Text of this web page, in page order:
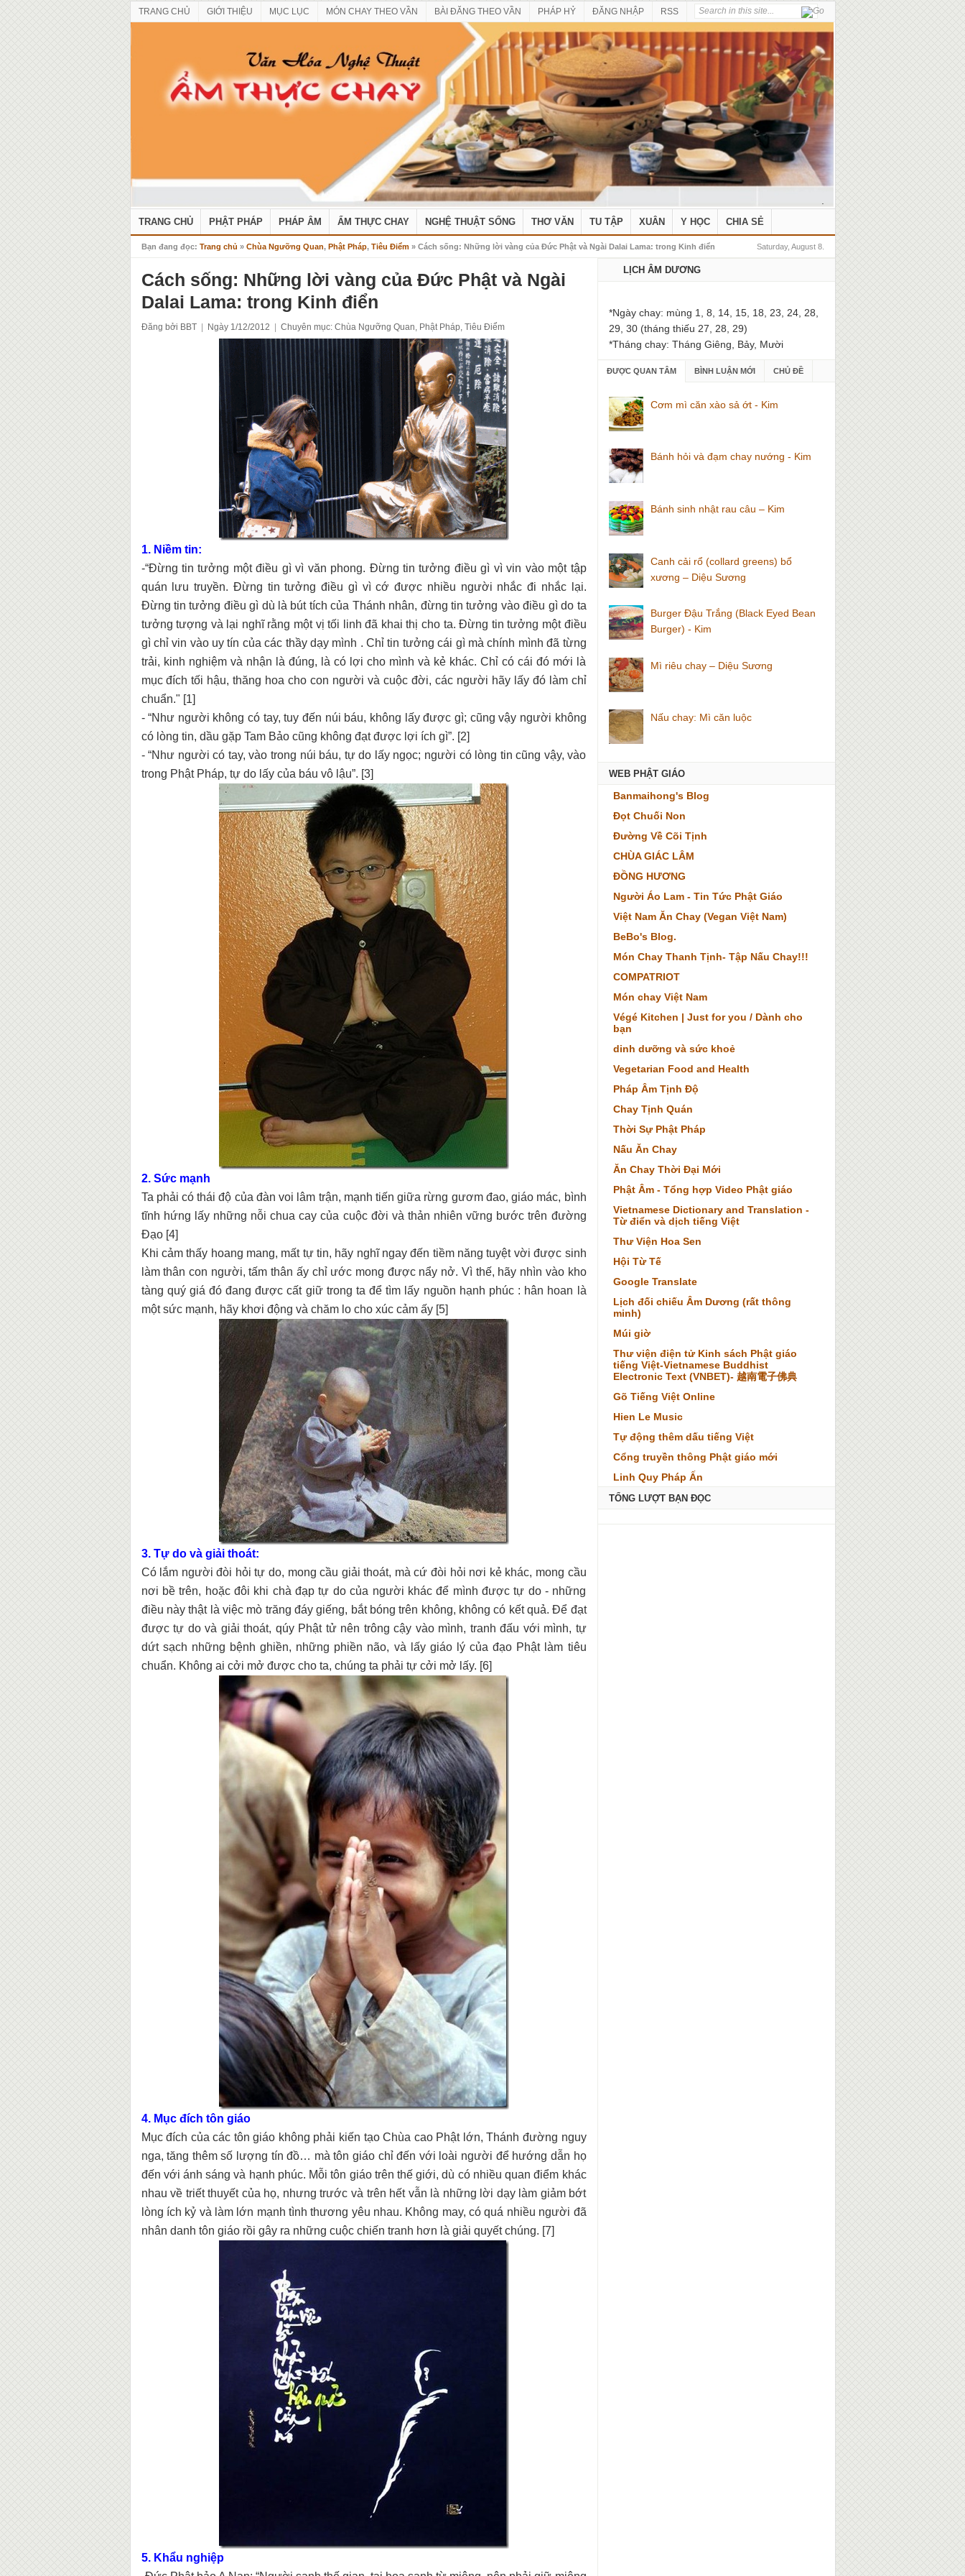
TRANG CHỦ GIỚI THIỆU MỤC LỤC MÓN CHAY THEO VẦN BÀI ĐĂNG THEO VẦN PHÁP HỶ ĐĂNG NHẬP RSS
TRANG CHỦ PHẬT PHÁP PHÁP ÂM ẨM THỰC CHAY NGHỆ THUẬT SỐNG THƠ VĂN TU TẬP XUÂN Y HỌC CHIA SẺ
Saturday, August 8.
Bạn đang đọc: Trang chủ » Chùa Ngưỡng Quan, Phật Pháp, Tiêu Điểm» Cách sống: Những lời vàng của Đức Phật và Ngài Dalai Lama: trong Kinh điển
Cách sống: Những lời vàng của Đức Phật và Ngài
Dalai Lama: trong Kinh điển
Đăng bởi BBT Ngày 1/12/2012 Chuyên mục: Chùa Ngưỡng Quan, Phật Pháp, Tiêu Điểm
1. Niềm tin:
-“Đừng tin tưởng một điều gì vì văn phong. Đừng tin tưởng điều gì vì vin vào một tập
quán lưu truyền. Đừng tin tưởng điều gì vì cớ được nhiều người nhắc đi nhắc lại.
Đừng tin tưởng điều gì dù là bút tích của Thánh nhân, đừng tin tưởng vào điều gì do ta
tưởng tượng và lại nghĩ rằng một vị tối linh đã khai thị cho ta. Đừng tin tưởng một điều
gì chỉ vin vào uy tín của các thầy dạy mình . Chỉ tin tưởng cái gì mà chính mình đã từng
trải, kinh nghiệm và nhận là đúng, là có lợi cho mình và kẻ khác. Chỉ có cái đó mới là
mục đích tối hậu, thăng hoa cho con người và cuộc đời, các người hãy lấy đó làm chỉ
chuẩn." [1]
- “Như người không có tay, tuy đến núi báu, không lấy được gì; cũng vậy người không
có lòng tin, dầu gặp Tam Bảo cũng không đạt được lợi ích gì”. [2]
- “Như người có tay, vào trong núi báu, tự do lấy ngọc; người có lòng tin cũng vậy, vào
trong Phật Pháp, tự do lấy của báu vô lậu”. [3]
2. Sức mạnh
Ta phải có thái độ của đàn voi lâm trận, mạnh tiến giữa rừng gươm đao, giáo mác, bình
tĩnh hứng lấy những nỗi chua cay của cuộc đời và thản nhiên vững bước trên đường
Đạo [4]
Khi cảm thấy hoang mang, mất tự tin, hãy nghĩ ngay đến tiềm năng tuyệt vời được sinh
làm thân con người, tấm thân ấy chỉ ước mong được nẩy nở. Vì thế, hãy nhìn vào kho
tàng quý giá đó đang được cất giữ trong ta để tìm lấy nguồn hạnh phúc : hân hoan là
một sức mạnh, hãy khơi động và chăm lo cho xúc cảm ấy [5]
3. Tự do và giải thoát:
Có lắm người đòi hỏi tự do, mong cầu giải thoát, mà cứ đòi hỏi nơi kẻ khác, mong cầu
nơi bề trên, hoặc đôi khi chà đạp tự do của người khác để mình được tự do - những
điều này thật là việc mò trăng đáy giếng, bắt bóng trên không, không có kết quả. Để đạt
được tự do và giải thoát, qúy Phật tử nên trông cậy vào mình, tranh đấu với mình, tự
dứt sạch những bệnh ghiền, những phiền não, và lấy giáo lý của đạo Phật làm tiêu
chuẩn. Không ai cởi mở được cho ta, chúng ta phải tự cởi mở lấy. [6]
4. Mục đích tôn giáo
Mục đích của các tôn giáo không phải kiến tạo Chùa cao Phật lớn, Thánh đường nguy
nga, tăng thêm số lượng tín đồ… mà tôn giáo chỉ đến với loài người để hướng dẫn họ
đến với ánh sáng và hạnh phúc. Mỗi tôn giáo trên thế giới, dù có nhiều quan điểm khác
nhau về triết thuyết của họ, nhưng trước và trên hết vẫn là những lời dạy làm giảm bớt
lòng ích kỷ và làm lớn mạnh tình thương yêu nhau. Không may, có quá nhiều người đã
nhân danh tôn giáo rồi gây ra những cuộc chiến tranh hơn là giải quyết chúng. [7]
5. Khẩu nghiệp
LỊCH ÂM DƯƠNG
*Ngày chay: mùng 1, 8, 14, 15, 18, 23, 24, 28,
29, 30 (tháng thiếu 27, 28, 29)
*Tháng chay: Tháng Giêng, Bảy, Mười
ĐƯỢC QUAN TÂM BÌNH LUẬN MỚI CHỦ ĐỀ
Cơm mì căn xào sả ớt - Kim
Bánh hỏi và đạm chay nướng - Kim
Bánh sinh nhật rau câu – Kim
Canh cải rổ (collard greens) bổ
xương – Diệu Sương
Burger Đậu Trắng (Black Eyed Bean
Burger) - Kim
Mì riêu chay – Diệu Sương
Nấu chay: Mì căn luộc
WEB PHẬT GIÁO
Banmaihong's Blog
Đọt Chuối Non
Đường Về Cõi Tịnh
CHÙA GIÁC LÂM
ĐỒNG HƯƠNG
Người Áo Lam - Tin Tức Phật Giáo
Việt Nam Ăn Chay (Vegan Việt Nam)
BeBo's Blog.
Món Chay Thanh Tịnh- Tập Nấu Chay!!!
COMPATRIOT
Món chay Việt Nam
Végé Kitchen | Just for you / Dành cho
bạn
dinh dưỡng và sức khoẻ
Vegetarian Food and Health
Pháp Âm Tịnh Độ
Chay Tịnh Quán
Thời Sự Phật Pháp
Nấu Ăn Chay
Ăn Chay Thời Đại Mới
Phật Âm - Tổng hợp Video Phật giáo
Vietnamese Dictionary and Translation -
Từ điển và dịch tiếng Việt
Thư Viện Hoa Sen
Hội Từ Tế
Google Translate
Lịch đối chiếu Âm Dương (rất thông
minh)
Múi giờ
Thư viện điện tử Kinh sách Phật giáo
tiếng Việt-Vietnamese Buddhist
Electronic Text (VNBET)- 越南電子佛典
Gõ Tiếng Việt Online
Hien Le Music
Tự động thêm dấu tiếng Việt
Cổng truyền thông Phật giáo mới
Linh Quy Pháp Ấn
TỔNG LƯỢT BẠN ĐỌC